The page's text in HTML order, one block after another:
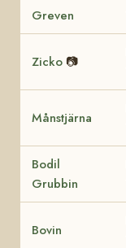
Greven
Zicko 📷
Månstjärna
Bodil
Grubbin
Bovin